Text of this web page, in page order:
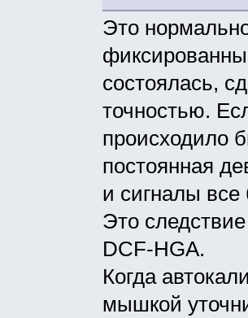
Это
состоялась,
точностью.
происходило
постоянная
и сигналы
Это следствие
DCF-HGA.
Когда
мышкой